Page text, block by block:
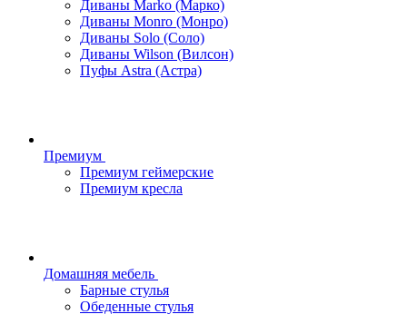
Диваны Marko (Марко)
Диваны Monro (Монро)
Диваны Solo (Соло)
Диваны Wilson (Вилсон)
Пуфы Astra (Астра)
Премиум
Премиум геймерские
Премиум кресла
Домашняя мебель
Барные стулья
Обеденные стулья